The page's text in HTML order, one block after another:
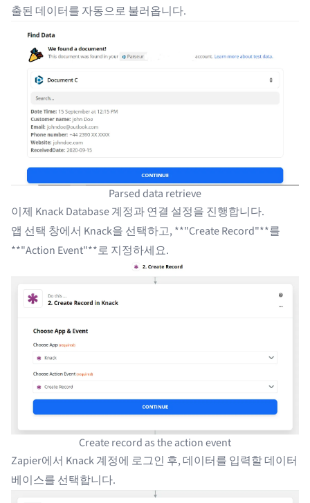
출된 데이터를 자동으로 불러옵니다.
Parsed data retrieve
이제 Knack Database 계정과 연결 설정을 진행합니다.
앱 선택 창에서 Knack을 선택하고, **"Create Record"**를
**"Action Event"**로 지정하세요.
Create record as the action event
Zapier에서 Knack 계정에 로그인 후, 데이터를 입력할 데이터
베이스를 선택합니다.